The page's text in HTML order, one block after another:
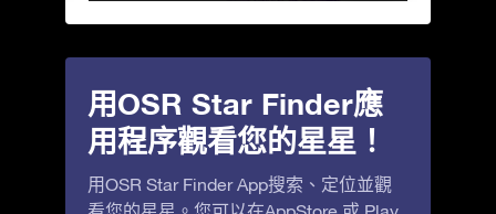
用OSR Star Finder應
用程序觀看您的星星！
用OSR Star Finder App搜索、定位並觀